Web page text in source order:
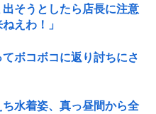
そうとしたら店長に注意
えわ！」
ボコボコに返り討ちにさ
ち水着姿、真っ昼間から全